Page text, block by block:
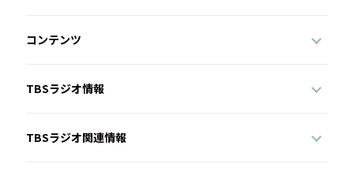
コンテンツ
TBSラジオ情報
TBSラジオ関連情報